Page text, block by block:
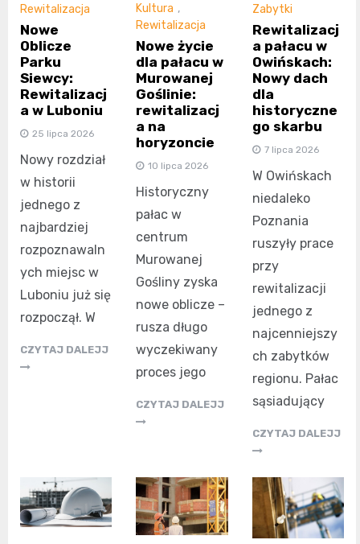
Rewitalizacja
Nowe
Oblicze
Parku
Siewcy:
Rewitalizacj
a w Luboniu
25 lipca 2026
Nowy rozdział
w historii
jednego z
najbardziej
rozpoznawaln
ych miejsc w
Luboniu już się
rozpoczął. W
CZYTAJ DALEJJ
Kultura ,
Rewitalizacja
Nowe życie
dla pałacu w
Murowanej
Goślinie:
rewitalizacj
a na
horyzoncie
10 lipca 2026
Historyczny
pałac w
centrum
Murowanej
Gośliny zyska
nowe oblicze –
rusza długo
wyczekiwany
proces jego
CZYTAJ DALEJJ
Zabytki
Rewitalizacj
a pałacu w
Owińskach:
Nowy dach
dla
historyczne
go skarbu
7 lipca 2026
W Owińskach
niedaleko
Poznania
ruszyły prace
przy
rewitalizacji
jednego z
najcenniejszy
ch zabytków
regionu. Pałac
sąsiadujący
CZYTAJ DALEJJ